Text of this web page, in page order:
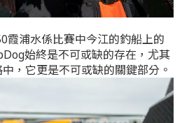
霞浦水係比賽中今江的釣船上的
始終是不可或缺的存在，尤其
，它更是不可或缺的關鍵部分。